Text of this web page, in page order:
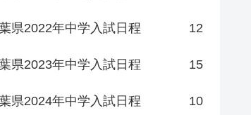
県2022年中学入試日程 12
県2023年中学入試日程 15
県2024年中学入試日程 10